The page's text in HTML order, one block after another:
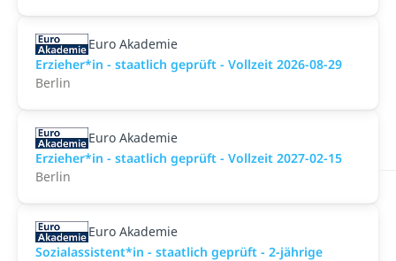
Euro Akademie
Erzieher*in - staatlich geprüft - Vollzeit 2026-08-29
Berlin
Euro Akademie
Erzieher*in - staatlich geprüft - Vollzeit 2027-02-15
Berlin
Euro Akademie
Sozialassistent*in - staatlich geprüft - 2-jährige